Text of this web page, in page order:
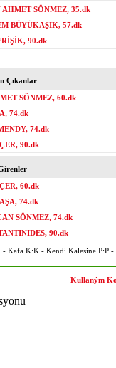
SÖNMEZ, 35.dk
BÜYÜKAŞIK, 57.dk
90.dk
Çıkanlar
SÖNMEZ, 60.dk
74.dk
74.dk
90.dk
60.dk
74.dk
SÖNMEZ, 74.dk
90.dk
Kafa K:K - Kendi Kalesine P:P -
Kullaným